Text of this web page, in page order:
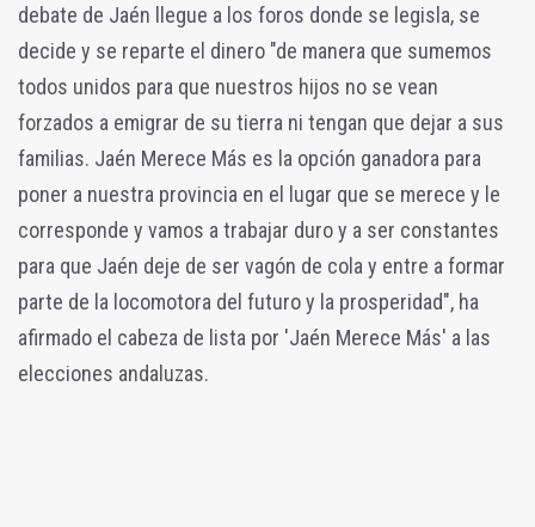
debate de Jaén llegue a los foros donde se legisla, se
decide y se reparte el dinero "de manera que sumemos
todos unidos para que nuestros hijos no se vean
forzados a emigrar de su tierra ni tengan que dejar a sus
familias. Jaén Merece Más es la opción ganadora para
poner a nuestra provincia en el lugar que se merece y le
corresponde y vamos a trabajar duro y a ser constantes
para que Jaén deje de ser vagón de cola y entre a formar
parte de la locomotora del futuro y la prosperidad", ha
afirmado el cabeza de lista por 'Jaén Merece Más' a las
elecciones andaluzas.